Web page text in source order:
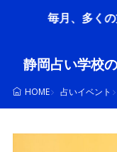
の方が受講する静
静岡占い学校
HOME 占いイベント